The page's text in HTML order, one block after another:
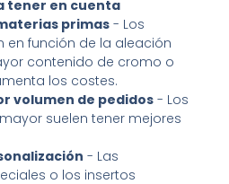
tener en cuenta
primas- Los
en función de la aleación
contenido de cromo o
los costes.
volumen de pedidos- Los
suelen tener mejores
- Las
o los insertos